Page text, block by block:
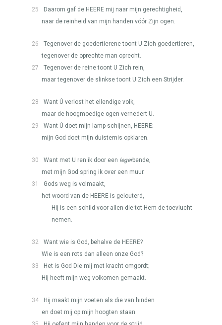
25 Daarom gaf de HEERE mij naar mijn gerechtigheid,
naar de reinheid van mijn handen vóór Zijn ogen.
26
Tegenover de goedertierene toont U Zich goedertieren,
tegenover de oprechte man oprecht.
27
Tegenover de reine toont U Zich rein,
maar tegenover de slinkse toont U Zich een Strijder.
28
Want Ú verlost het ellendige volk,
maar de hoogmoedige ogen vernedert U.
29
Want Ú doet mijn lamp schijnen, HEERE;
mijn God doet mijn duisternis opklaren.
30 Want met U ren ik door een legerbende,
met mijn God spring ik over een muur.
31
Gods weg is volmaakt,
het woord van de HEERE is gelouterd,
Hij is een schild voor allen die tot Hem de toevlucht
nemen.
32 Want wie is God, behalve de HEERE?
Wie is een rots dan alleen onze God?
33
Het is God Die mij met kracht omgordt;
Hij heeft mijn weg volkomen gemaakt.
34
Hij maakt mijn voeten als die van hinden
en doet mij op mijn hoogten staan.